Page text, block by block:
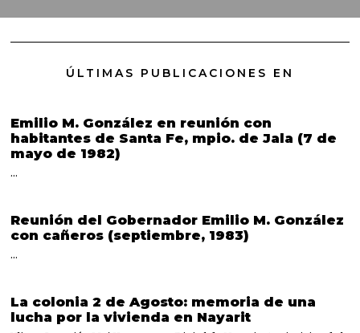
ÚLTIMAS PUBLICACIONES EN
Emilio M. González en reunión con
habitantes de Santa Fe, mpio. de Jala (7 de
mayo de 1982)
…
Reunión del Gobernador Emilio M. González
con cañeros (septiembre, 1983)
…
La colonia 2 de Agosto: memoria de una
lucha por la vivienda en Nayarit